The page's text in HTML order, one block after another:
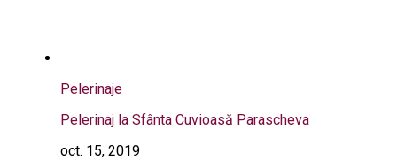
Pelerinaje
Pelerinaj la Sfânta Cuvioasă Parascheva
oct. 15, 2019